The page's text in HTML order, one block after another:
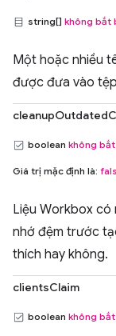
string[] không bắt
Một hoặc nhiều
được đưa vào
boolean không
Giá trị mặc định là:
Liệu Workbox có
nhớ đệm trước
thích hay không.
clientsClaim
boolean không